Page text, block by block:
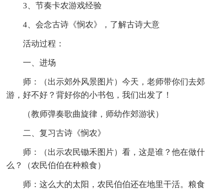
3、节奏卡农游戏经验
4、会念古诗《悯农》，了解古诗大意
活动过程：
一、进场
师：（出示郊外风景图片）今天，老师带你们去郊
游，好不好？背好你的小书包，我们出发了！
（教师弹奏歌曲旋律，师幼作郊游状）
二、复习古诗《悯农》
师：（出示农民锄禾图片）看，这是谁？他在做什
么？（农民伯伯在种粮食）
师：这么大的太阳，农民伯伯还在地里干活。粮食